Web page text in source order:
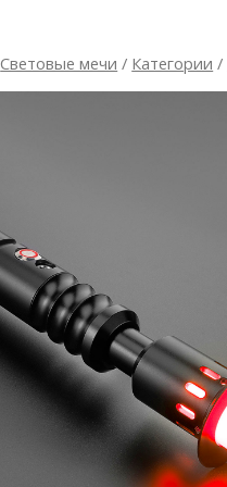
Световые мечи / Категории /